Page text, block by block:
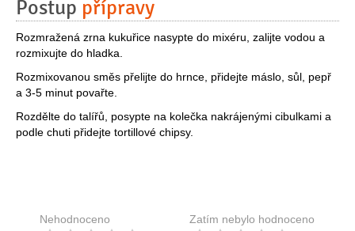
Postup přípravy
Rozmražená zrna kukuřice nasypte do mixéru, zalijte vodou a
rozmixujte do hladka.
Rozmixovanou směs přelijte do hrnce, přidejte máslo, sůl, pepř
a 3-5 minut povařte.
Rozdělte do talířů, posypte na kolečka nakrájenými cibulkami a
podle chuti přidejte tortillové chipsy.
Nehodnoceno Zatím nebylo hodnoceno